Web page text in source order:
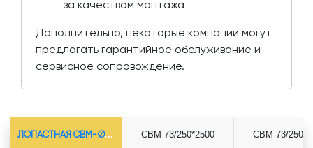
за качеством монтажа
Дополнительно, некоторые компании могут
предлагать гарантийное обслуживание и
сервисное сопровождение.
ЛОПАСТНАЯ СВМ-Ø73*5.5 СВМ-73/250*2500 СВМ-73/